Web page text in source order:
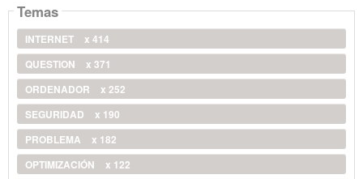
Temas
INTERNET
x 414
QUESTION
x 371
ORDENADOR
x 252
SEGURIDAD
x 190
PROBLEMA
x 182
OPTIMIZACIÓN
x 122